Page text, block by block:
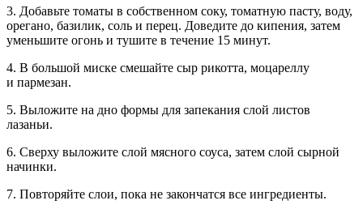
3. Добавьте томаты в собственном соку, томатную пасту, воду,
орегано, базилик, соль и перец. Доведите до кипения, затем
уменьшите огонь и тушите в течение 15 минут.
4. В большой миске смешайте сыр рикотта, моцареллу
и пармезан.
5. Выложите на дно формы для запекания слой листов
лазаньи.
6. Сверху выложите слой мясного соуса, затем слой сырной
начинки.
7. Повторяйте слои, пока не закончатся все ингредиенты.